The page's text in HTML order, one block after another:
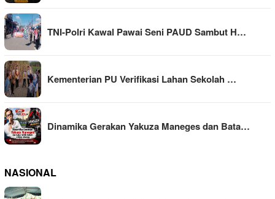
TNI-Polri Kawal Pawai Seni PAUD Sambut H…
Kementerian PU Verifikasi Lahan Sekolah …
Dinamika Gerakan Yakuza Maneges dan Bata…
NASIONAL